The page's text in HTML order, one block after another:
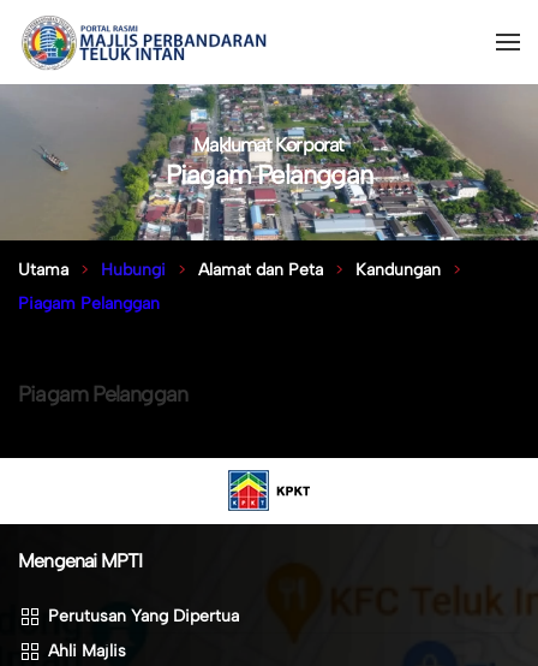
Maklumat Korporat
Piagam Pelanggan
Utama Hubungi Alamat dan Peta
Kandungan
Piagam Pelanggan
Piagam Pelanggan
Mengenai MPTI
Perutusan Yang Dipertua
Ahli Majlis